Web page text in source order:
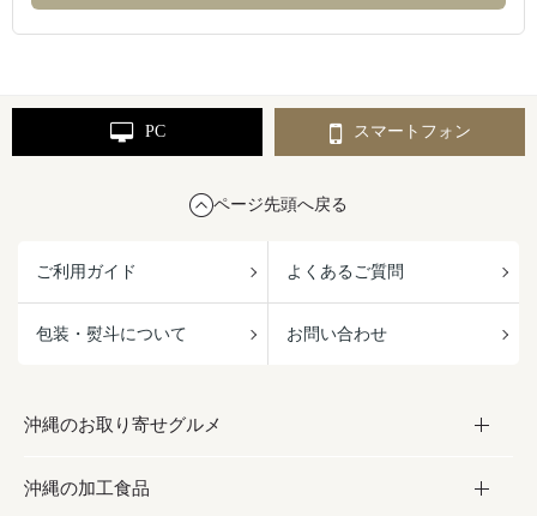
PC スマートフォン
ページ先頭へ戻る
ご利用ガイド よくあるご質問
包装・熨斗について お問い合わせ
沖縄のお取り寄せグルメ
お取り寄せグルメ
沖縄の加工食品